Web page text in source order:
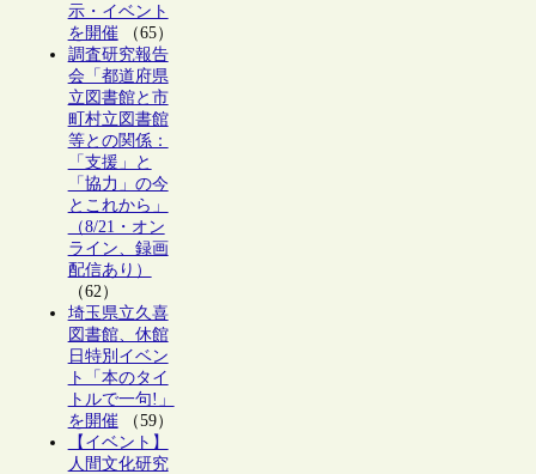
示・イベント
を開催（65）
調査研究報告
会「都道府県
立図書館と市
町村立図書館
等との関係：
「支援」と
「協力」の今
とこれから」
（8/21・オン
ライン、録画
配信あり）
（62）
埼玉県立久喜
図書館、休館
日特別イベン
ト「本のタイ
トルで一句!」
を開催（59）
【イベント】
人間文化研究